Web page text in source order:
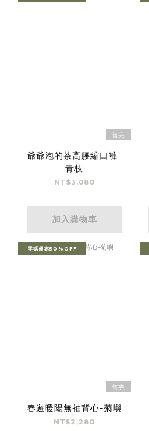
售完
爺爺泡的茶高腰縮口褲-
青枝
NT$3,080
加入購物車
零碼優惠50%OFF
售完
春遊暖陽無袖背心-菊嶼
NT$2,280